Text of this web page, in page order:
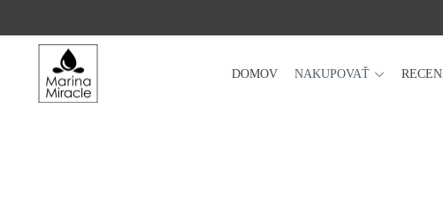
DOMOV NAKUPOVAŤ
DOMOV